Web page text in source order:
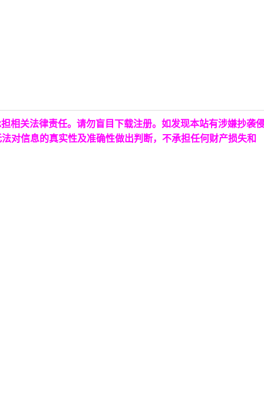
相关法律责任。请勿盲目下载注册。如发现本站有涉嫌抄袭
对信息的真实性及准确性做出判断，不承担任何财产损失和